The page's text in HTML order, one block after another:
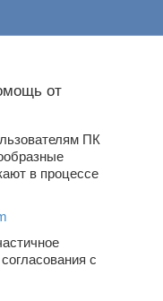
от
ПК
в процессе
с